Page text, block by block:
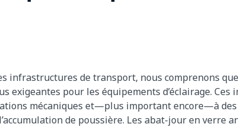
infrastructures de transport, nous comprenons
pour les équipements d’éclairage.
mécaniques et—plus important encore—à
de poussière. Les abat-jour en verre